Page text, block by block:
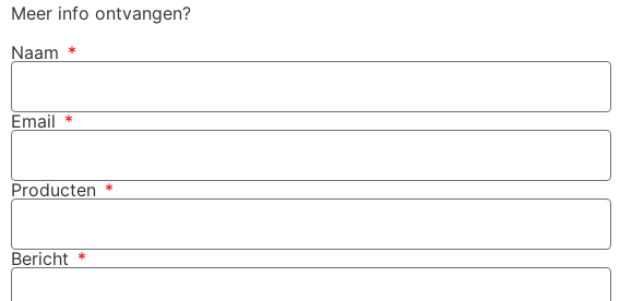
Meer info ontvangen?
Naam
Email
Producten
Bericht